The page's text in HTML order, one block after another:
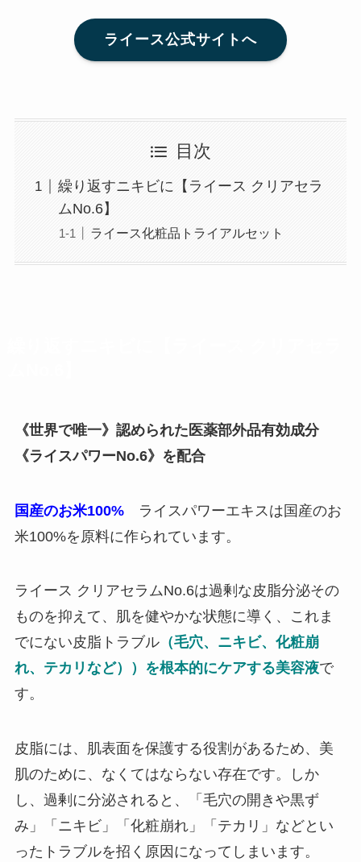
ライース公式サイトへ
目次
繰り返すニキビに【ライース クリアセラ
ムNo.6】
ライース化粧品トライアルセット
《世界で唯一》認められた医薬部外品有効成分
《ライスパワーNo.6》を配合
国産のお米100%
ライスパワーエキスは国産のお
米100%を原料に作られています。
ライース クリアセラムNo.6は過剰な皮脂分泌その
ものを抑えて、肌を健やかな状態に導く、これま
でにない皮脂トラブル（毛穴、ニキビ、化粧崩
れ、テカリなど））を根本的にケアする美容液で
す。
皮脂には、肌表面を保護する役割があるため、美
肌のために、なくてはならない存在です。しか
し、過剰に分泌されると、「毛穴の開きや黒ず
み」「ニキビ」「化粧崩れ」「テカリ」などとい
ったトラブルを招く原因になってしまいます。